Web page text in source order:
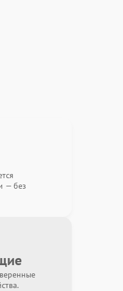
— без